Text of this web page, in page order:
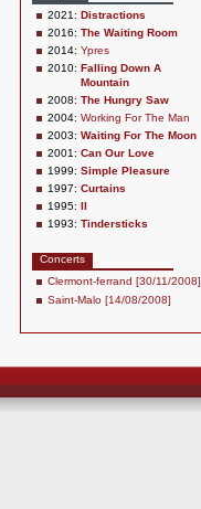
2021: Distractions
2016: The Waiting Room
2014: Ypres
2010: Falling Down A
Mountain
2008: The Hungry Saw
2004: Working For The Man
2003: Waiting For The Moon
2001: Can Our Love
1999: Simple Pleasure
1997: Curtains
1995: II
1993: Tindersticks
Concerts
Clermont-ferrand [30/11/2008]
Saint-Malo [14/08/2008]